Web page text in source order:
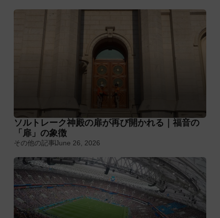
ソルトレーク神殿の扉が再び開かれる｜福音の
「扉」の象徴
その他の記事June 26, 2026